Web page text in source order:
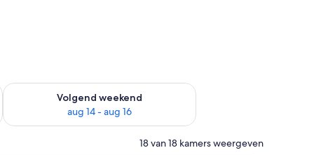
weekend aug 7 - aug 9
Volgend weekend
aug 14 - aug 16
De beschikbaarheid controleren voor volgend weekend aug
18 van 18 kamers weergeven